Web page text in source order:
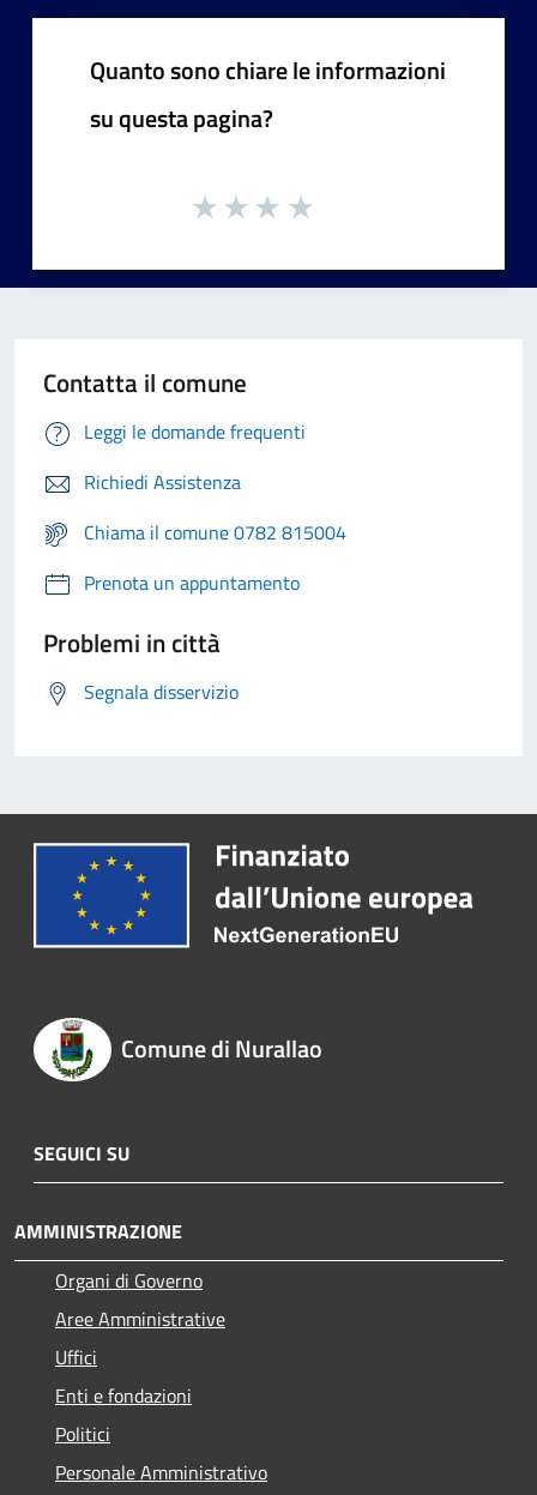
Quanto sono chiare le informazioni
su questa pagina?
Contatta il comune
Leggi le domande frequenti
Richiedi Assistenza
Chiama il comune 0782 815004
Prenota un appuntamento
Problemi in città
Segnala disservizio
Comune di Nurallao
SEGUICI SU
AMMINISTRAZIONE
Organi di Governo
Aree Amministrative
Uffici
Enti e fondazioni
Politici
Personale Amministrativo